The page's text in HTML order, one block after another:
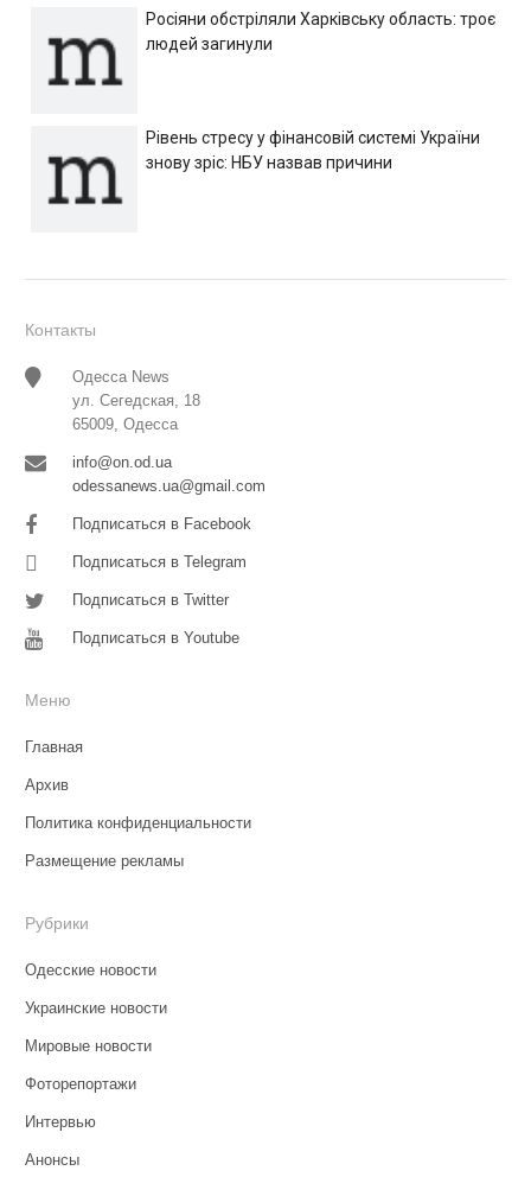
Росіяни обстріляли Харківську область: троє
людей загинули
Рівень стресу у фінансовій системі України
знову зріс: НБУ назвав причини
Контакты
Одесса News
ул. Сегедская, 18
65009, Одесса
info@on.od.ua
odessanews.ua@gmail.com
Подписаться в Facebook
Подписаться в Telegram
Подписаться в Twitter
Подписаться в Youtube
Меню
Главная
Архив
Политика конфиденциальности
Размещение рекламы
Рубрики
Одесские новости
Украинские новости
Мировые новости
Фоторепортажи
Интервью
Анонсы